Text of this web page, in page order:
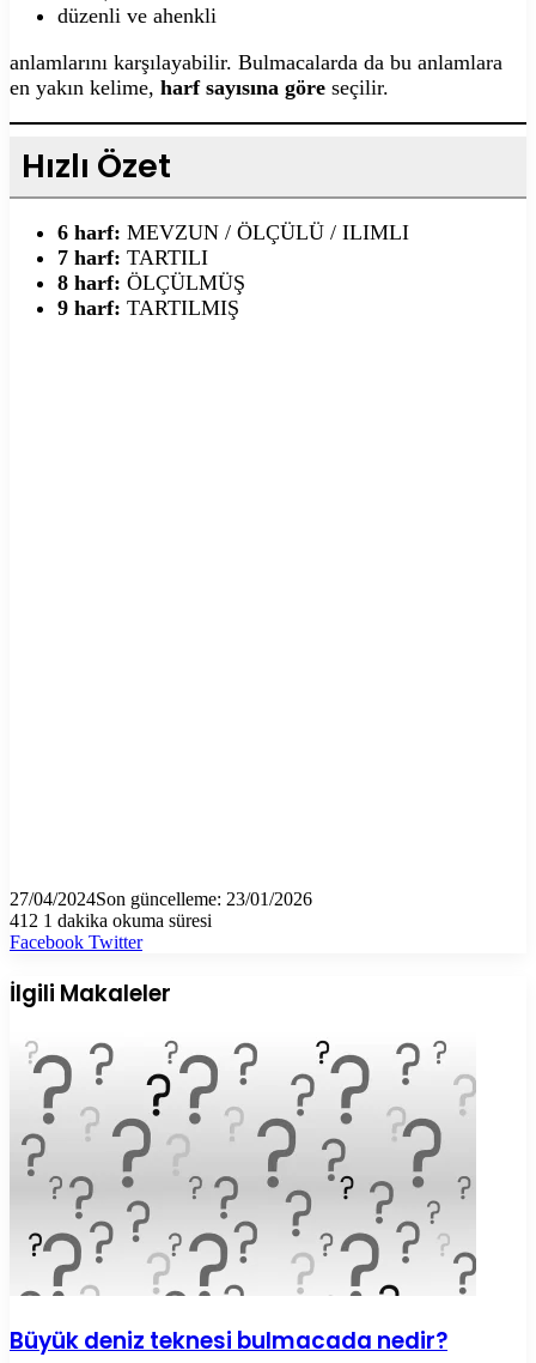
düzenli ve ahenkli
anlamlarını karşılayabilir. Bulmacalarda da bu anlamlara
en yakın kelime, harf sayısına göre seçilir.
Hızlı Özet
6 harf: MEVZUN / ÖLÇÜLÜ / ILIMLI
7 harf: TARTILI
8 harf: ÖLÇÜLMÜŞ
9 harf: TARTILMIŞ
27/04/2024Son güncelleme: 23/01/2026
412 1 dakika okuma süresi
Facebook TwitterLinkedIn
Tumblr
Pinterest
Reddit
VKontakte
E-
ile
paylaş
Yazdır
İlgili Makaleler
Büyük deniz teknesi bulmacada nedir?